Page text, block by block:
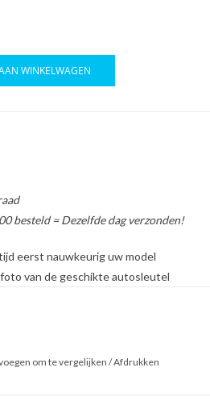
WINKELWAGEN
besteld = Dezelfde dag verzonden!
eerst nauwkeurig uw model
van de geschikte autosleutel
om te vergelijken /Afdrukken